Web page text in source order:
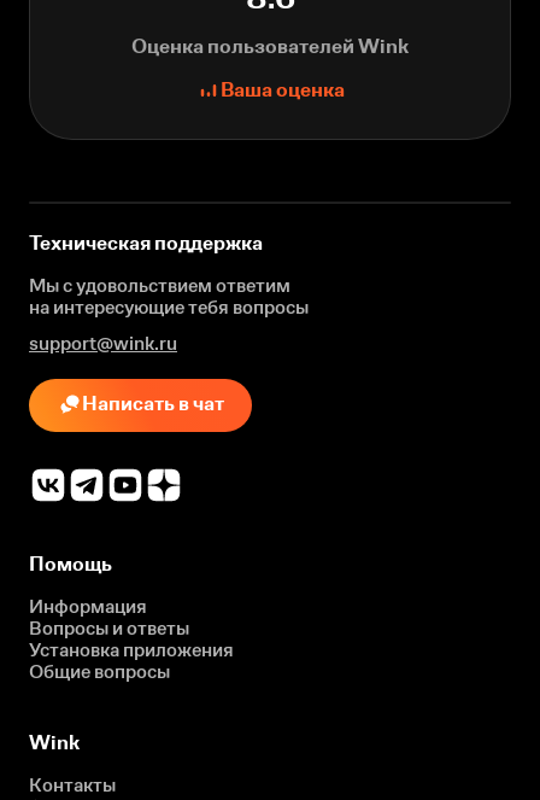
Оценка пользователей Wink
Ваша оценка
Техническая поддержка
Мы с удовольствием ответим
на интересующиетебя вопросы
support@wink.ru
Написать в чат
Помощь
Информация
Вопросы и ответы
Установка приложения
Общие вопросы
Wink
Контакты